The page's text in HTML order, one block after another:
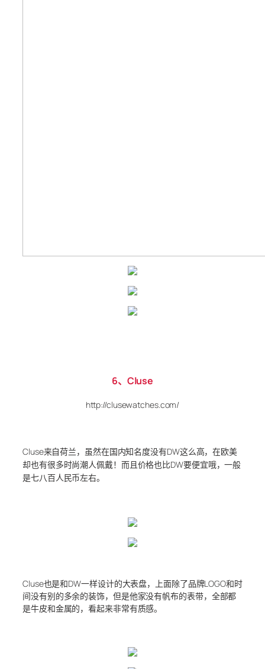
6、Cluse
http://clusewatches.com/
Cluse来自荷兰，虽然在国内知名度没有DW这么高，在欧美
却也有很多时尚潮人佩戴！而且价格也比DW要便宜哦，一般
是七八百人民币左右。
Cluse也是和DW一样设计的大表盘，上面除了品牌LOGO和时
间没有别的多余的装饰，但是他家没有帆布的表带，全部都
是牛皮和金属的，看起来非常有质感。